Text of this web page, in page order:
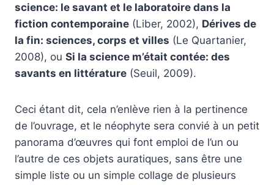
science: le savant et le laboratoire dans la
fiction contemporaine (Liber, 2002), Dérives de
la fin: sciences, corps et villes (Le Quartanier,
2008), ou Si la science m’était contée: des
savants en littérature (Seuil, 2009).
Ceci étant dit, cela n’enlève rien à la pertinence
de l’ouvrage, et le néophyte sera convié à un petit
panorama d’œuvres qui font emploi de l’un ou
l’autre de ces objets auratiques, sans être une
simple liste ou un simple collage de plusieurs